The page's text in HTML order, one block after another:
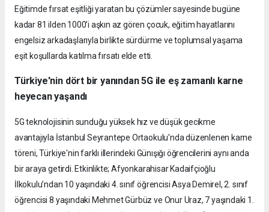
Eğitimde fırsat eşitliği yaratan bu çözümler sayesinde bugüne
kadar 81 ilden 1000’i aşkın az gören çocuk, eğitim hayatlarını
engelsiz arkadaşlarıyla birlikte sürdürme ve toplumsal yaşama
eşit koşullarda katılma fırsatı elde etti.
Türkiye'nin dört bir yanından 5G ile eş zamanlı karne
heyecan yaşandı
5G teknolojisinin sunduğu yüksek hız ve düşük gecikme
avantajıyla İstanbul Seyrantepe Ortaokulu'nda düzenlenen karne
töreni, Türkiye'nin farklı illerindeki Günışığı öğrencilerini aynı anda
bir araya getirdi. Etkinlikte; Afyonkarahisar Kadaifçioğlu
İlkokulu’ndan 10 yaşındaki 4. sınıf öğrencisi Asya Demirel, 2. sınıf
öğrencisi 8 yaşındaki Mehmet Gürbüz ve Onur Uraz, 7 yaşındaki 1.